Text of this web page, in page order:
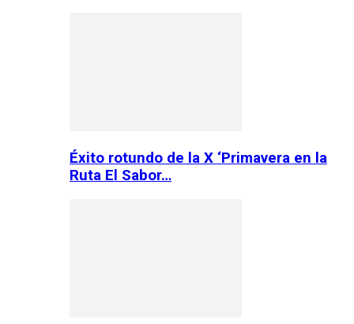
Éxito rotundo de la X ‘Primavera en la
Ruta El Sabor…